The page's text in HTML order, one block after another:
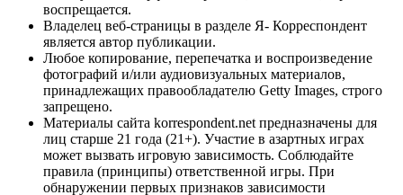
воспрещается.
Владелец веб-страницы в разделе Я- Корреспондент
является автор публикации.
Любое копирование, перепечатка и воспроизведение
фотографий и/или аудиовизуальных материалов,
принадлежащих правообладателю Getty Images, строго
запрещено.
Материалы сайта korrespondent.net предназначены для
лиц старше 21 года (21+). Участие в азартных играх
может вызвать игровую зависимость. Соблюдайте
правила (принципы) ответственной игры. При
обнаружении первых признаков зависимости